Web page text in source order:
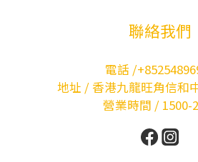
聯絡我們
電話 /
地址 / 香港九龍旺角信和
營業時間 / 1500-